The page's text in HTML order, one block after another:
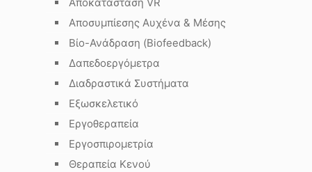
Αποσυμπίεσης Αυχένα & Μέσης
Βίο-Ανάδραση (Biofeedback)
Δαπεδοεργόμετρα
Διαδραστικά Συστήματα
Εξωσκελετικό
Εργοθεραπεία
Εργοσπιρομετρία
Θεραπεία Κενού